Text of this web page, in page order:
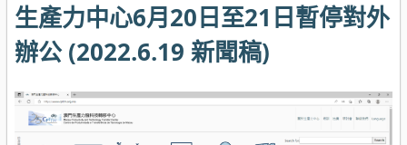
生產力中心6月20日至21日暫停對外
辦公 (2022.6.19 新聞稿)